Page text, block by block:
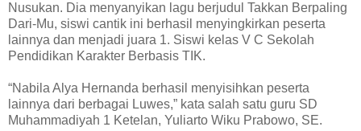
Nusukan. Dia menyanyikan lagu berjudul Takkan Berpaling
Dari-Mu, siswi cantik ini berhasil menyingkirkan peserta
lainnya dan menjadi juara 1. Siswi kelas V C Sekolah
Pendidikan Karakter Berbasis TIK.
“Nabila Alya Hernanda berhasil menyisihkan peserta
lainnya dari berbagai Luwes,” kata salah satu guru SD
Muhammadiyah 1 Ketelan, Yuliarto Wiku Prabowo, SE.